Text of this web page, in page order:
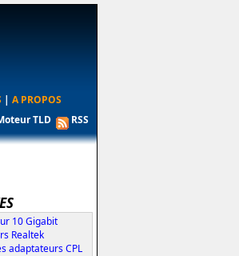
| A PROPOS
TLD RSS
10 Gigabit
Realtek
adaptateurs CPL